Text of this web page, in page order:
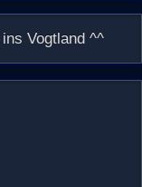
Vogtland ^^